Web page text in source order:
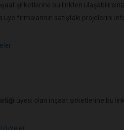
şirketlerine bu linkten
üye firmalarının satıştaki projelerini
üyesi olan inşaat şirketlerine bu
uyeler